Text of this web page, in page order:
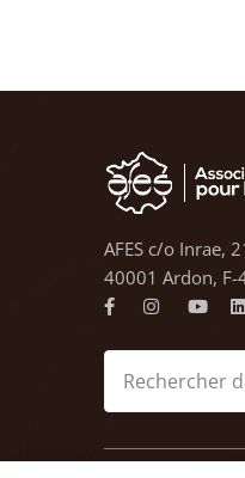
AFES c/o Inrae,
40001 Ardon, F-